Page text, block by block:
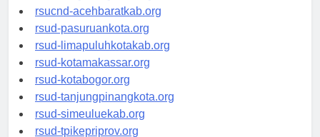
rsud-tangerangkota.org
rsucnd-acehbaratkab.org
rsud-pasuruankota.org
rsud-limapuluhkotakab.org
rsud-kotamakassar.org
rsud-kotabogor.org
rsud-tanjungpinangkota.org
rsud-simeuluekab.org